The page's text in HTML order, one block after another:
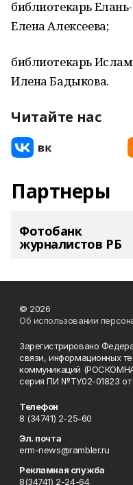
библиотекарь
Елена Алексеева;
библиотекарь
Илена Бадыкова.
Читайте нас
Партнеры
Фотобанк
журналистов РБ
© 2026
Об использовании
Зарегистрировано
связи, информационных
коммуникаций
серия ПИ №ТУ02-01823 от
Телефон
8 (34741) 2-25-60
Эл. почта
erm-news@rambler.ru
Рекламная служба
8(34741) 2-24-64